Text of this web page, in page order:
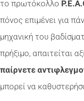
το πρωτόκολλο
πόνος επιμένει για
μηχανική του
πρήξιμο, απαιτείται
παίρνετε
μπορεί να